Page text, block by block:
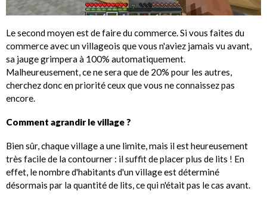
Le second moyen est de faire du commerce. Si vous faites du
commerce avec un villageois que vous n'aviez jamais vu avant,
sa jauge grimpera à 100% automatiquement.
Malheureusement, ce ne sera que de 20% pour les autres,
cherchez donc en priorité ceux que vous ne connaissez pas
encore.
Comment agrandir le village ?
Bien sûr, chaque village a une limite, mais il est heureusement
très facile de la contourner : il suffit de placer plus de lits ! En
effet, le nombre d'habitants d'un village est déterminé
désormais par la quantité de lits, ce qui n'était pas le cas avant.